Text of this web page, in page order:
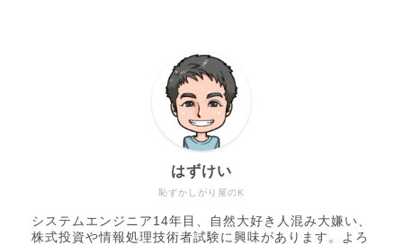
恥ずかしがり屋のK
はずけい
システムエンジニア14年目、自然大好き人混み大嫌い、
株式投資や情報処理技術者試験に興味があります。よろ